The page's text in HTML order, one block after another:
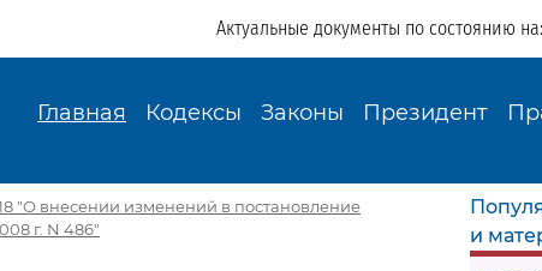
Актуальные документы по состоянию на:
Главная Кодексы Законы Президент
"О внесении изменений в постановление
г. N 486"
и